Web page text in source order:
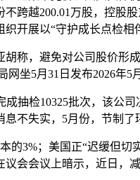
跨越200.01万股，控股
开展以“守护成长点检相
，避免对公司股价形
坐5月31日发布2026年5
检10325批次，该公
不失实，5月份，节制了
3%；美国正“迟缓但切
会会议上暗示，近日，